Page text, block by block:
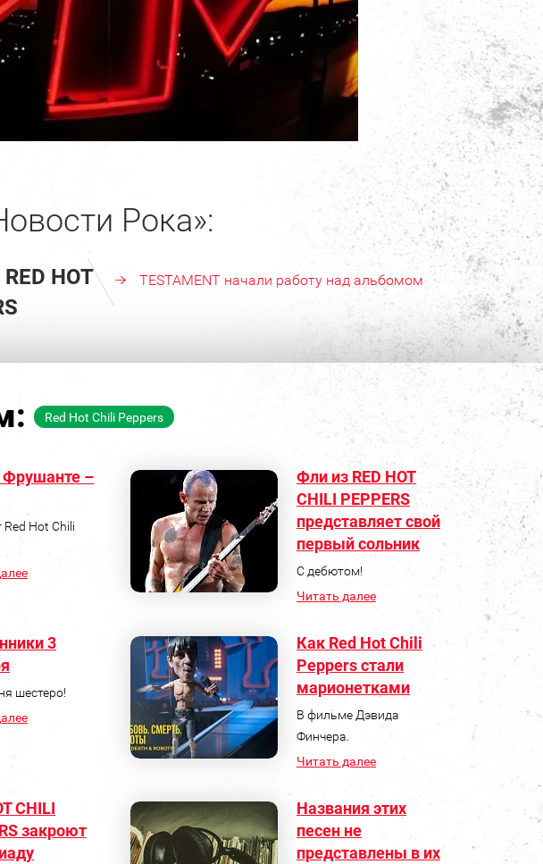
Рока»:
HOT
TESTAMENT начали работу над альбомом
Red Hot Chili Peppers
–
Red Hot Chili
Фли из RED HOT
CHILI PEPPERS
представляет свой
первый сольник
С дебютом!
Читать далее
3
шестеро!
Как Red Hot Chili
Peppers стали
марионетками
В фильме Дэвида
Финчера.
Читать далее
CHILI
закроют
Названия этих
песен не
представлены в их